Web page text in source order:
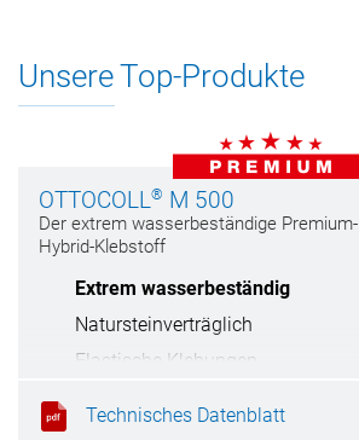
Unsere Top-Produkte
OTTOCOLL® M 500
Der extrem wasserbeständige Premium-
Hybrid-Klebstoff
Extrem wasserbeständig
Natursteinverträglich
Elastische Klebungen
Technisches Datenblatt